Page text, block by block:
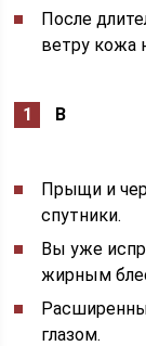
После
ветру кожа
В
Прыщи и
спутники.
Вы уже
жирным
глазом.